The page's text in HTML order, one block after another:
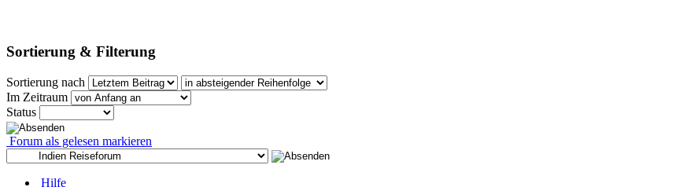
Sortierung & Filterung
Sortierung nach
Im Zeitraum
Status
Forum als gelesen markieren
Hilfe